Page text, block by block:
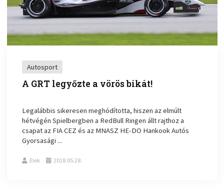
Autosport
A GRT legyőzte a vörös bikát!
Legalábbis sikeresen meghódította, hiszen az elmúlt
hétvégén Spielbergben a RedBull Ringen állt rajthoz a
csapat az FIA CEZ és az MNASZ HE-DO Hankook Autós
Gyorsasági ...
Elek 2018.05.28.